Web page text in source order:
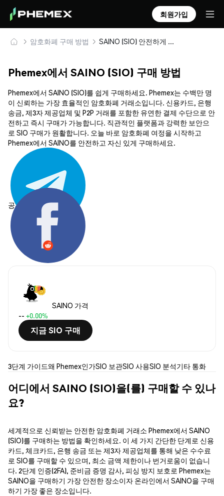
회원가입
암호화폐 구매 방법 SAINO (SIO) 안전하게 구매 및 보관
Phemex에서 SAINO (SIO) 구매 방법
Phemex에서 SAINO (SIO)를 쉽게 구매하세요. Phemex는 수백만 명
이 신뢰하는 가장 효율적인 암호화폐 거래소입니다. 신용카드, 은행
송금, 제3자 제공업체 및 P2P 거래를 포함한 유연한 결제 수단으로 안
전하고 즉시 구매가 가능합니다. 직관적인 플랫폼과 강력한 보안으
로 SIO 구매가 원활합니다. 오늘 바로 암호화폐 여정을 시작하고
Phemex에서 SAINO를 안전하고 자신 있게 구매하세요.
공유하기:
SAINO 가격
-- +0.00%
지금 SIO 구매
3단계 가이드왜 Phemex인가SIO 보관SIO 사용SIO 분석기타 통화
어디에서 SAINO (SIO)을(를) 구매할 수 있나
요?
세계적으로 신뢰받는 안전한 암호화폐 거래소 Phemex에서 SAINO
(SIO)를 구매하는 방법을 확인하세요. 이 세 가지 간단한 단계로 신용
카드, 체크카드, 은행 송금 또는 제3자 제공업체를 통해 낮은 수수료
로 SIO를 구매할 수 있으며, 최소 금액 제한이나 번거로움이 없습니
다. 2단계 인증(2FA), 준비금 증명 감사, 피싱 방지 보호로 Phemex는
SAINO을 구매하기 가장 안전한 장소이자 온라인에서 SAINO을 구매
하기 가장 좋은 장소입니다.